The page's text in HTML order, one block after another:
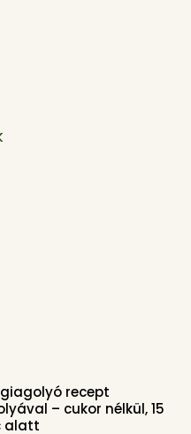
recept
– cukor nélkül, 15
alatt